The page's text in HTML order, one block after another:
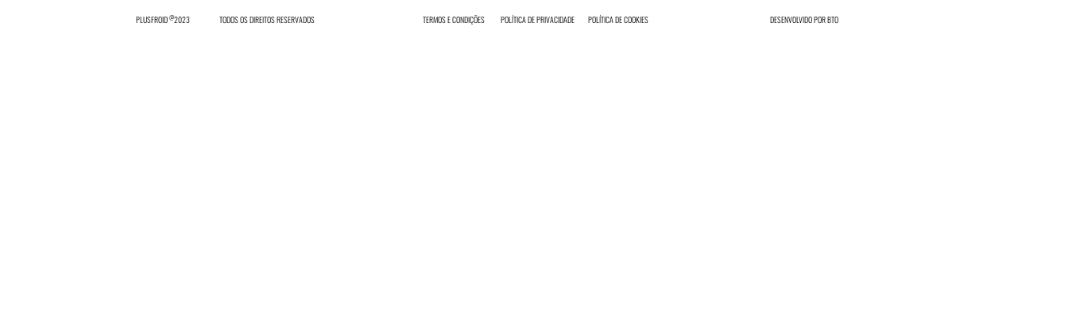
PLUSFROID@2023 TODOS OS DIREITOS RESERVADOS TERMOS E CONDIÇÕES POLÍTICA DE PRIVACIDADE POLÍTICA DE COOKIES DESENVOLVIDO PORBTO